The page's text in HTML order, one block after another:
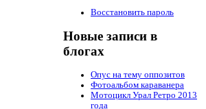
Восстановить пароль
Новые записи в
блогах
Опус на тему оппозитов
Фотоальбом караванера
Мотоцикл Урал Ретро 2013
года